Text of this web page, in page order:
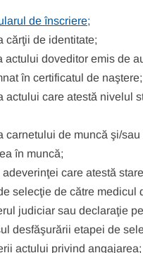
de înscriere;
cărţii de identitate;
actului doveditor emis de
în certificatul de naştere;
actului care atestă nivelul
carnetului de muncă şi/
în muncă;
adeverinţei care atestă
selecţie de către medicul
judiciar sau declaraţie
desfăşurării etapei de
actului privind angajarea;